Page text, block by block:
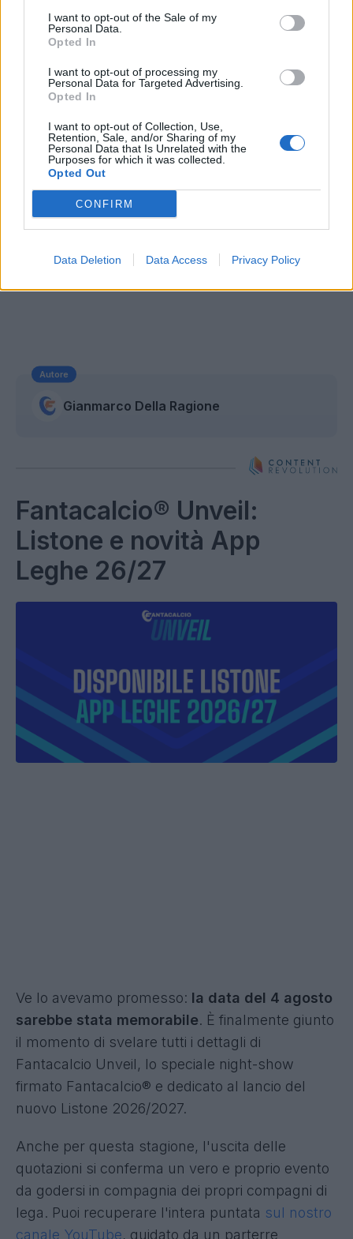
I want to opt-out of the Sale of my
Personal Data.
Opted In
I want to opt-out of processing my
Personal Data for Targeted Advertising.
Opted In
I want to opt-out of Collection, Use,
Retention, Sale, and/or Sharing of my
Personal Data that Is Unrelated with the
Purposes for which it was collected.
Opted Out
CONFIRM
Data Deletion Data Access Privacy Policy
economico: il Taty spinge per andare via, la
Lazio potrebbe accontentarsi di una cifra che
qualche bonus.
Autore
Gianmarco Della Ragione
Fantacalcio® Unveil:
Listone e novità App
Leghe 26/27
Ve lo avevamo promesso: la data del 4 agosto
sarebbe stata memorabile. È finalmente giunto
il momento di svelare tutti i dettagli di
Fantacalcio Unveil, lo speciale night-show
firmato Fantacalcio® e dedicato al lancio del
nuovo Listone 2026/2027.
Anche per questa stagione, l'uscita delle
quotazioni si conferma un vero e proprio evento
da godersi in compagnia dei propri compagni di
lega. Puoi recuperare l'intera puntata sul nostro
canale YouTube, guidato da un parterre